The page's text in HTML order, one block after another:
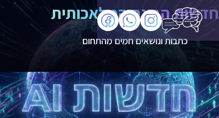
חדשות הבינה המלאכותית
כתבות ונושאים חמים מהתחום